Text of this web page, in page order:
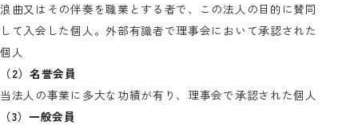
浪曲又はその伴奏を職業とする者で、この法人の目的に賛同
して入会した個人。外部有識者で理事会において承認された
個人
（2）名誉会員
当法人の事業に多大な功績が有り、理事会で承認された個人
（3）一般会員